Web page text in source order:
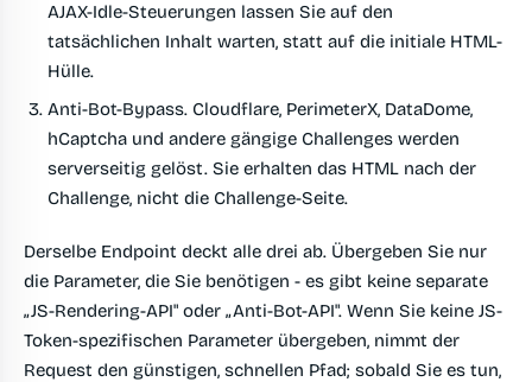
AJAX-Idle-Steuerungen lassen Sie auf den
tatsächlichen Inhalt warten, statt auf die initiale HTML-
Hülle.
Anti-Bot-Bypass. Cloudflare, PerimeterX, DataDome,
hCaptcha und andere gängige Challenges werden
serverseitig gelöst. Sie erhalten das HTML nach der
Challenge, nicht die Challenge-Seite.
Derselbe Endpoint deckt alle drei ab. Übergeben Sie nur
die Parameter, die Sie benötigen - es gibt keine separate
„JS-Rendering-API" oder „Anti-Bot-API". Wenn Sie keine JS-
Token-spezifischen Parameter übergeben, nimmt der
Request den günstigen, schnellen Pfad; sobald Sie es tun,